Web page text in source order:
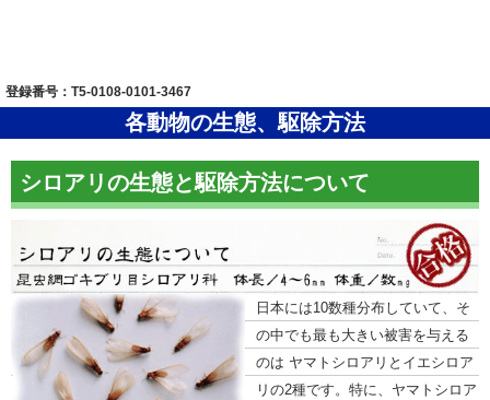
登録番号：T5-0108-0101-3467
各動物の生態、駆除方法
シロアリの生態と駆除方法について
日本には10数種分布していて、そ
の中でも最も大きい被害を与える
のは ヤマトシロアリとイエシロア
リの2種です。特に、ヤマトシロア